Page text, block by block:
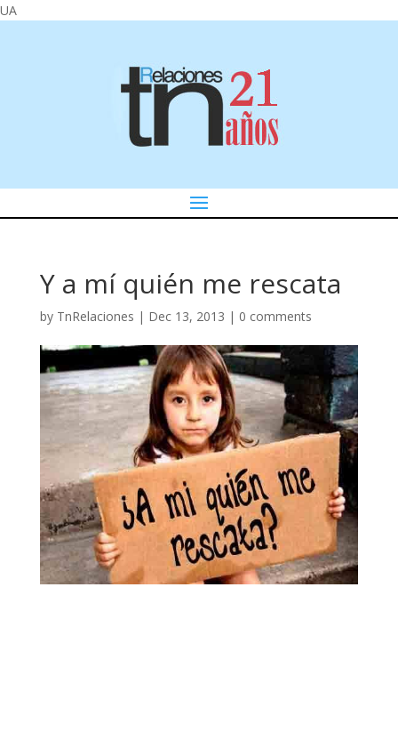
UA
Y a mí quién me rescata
by TnRelaciones | Dec 13, 2013 | 0 comments